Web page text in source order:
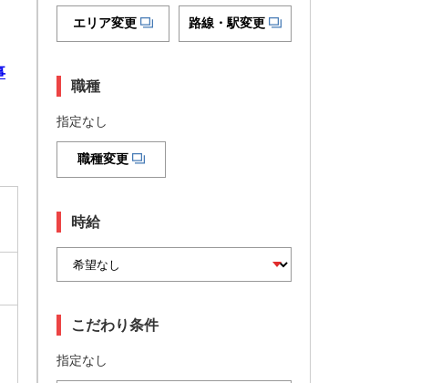
エリア変更 路線・駅変更
職種
指定なし
職種変更
時給
こだわり条件
指定なし